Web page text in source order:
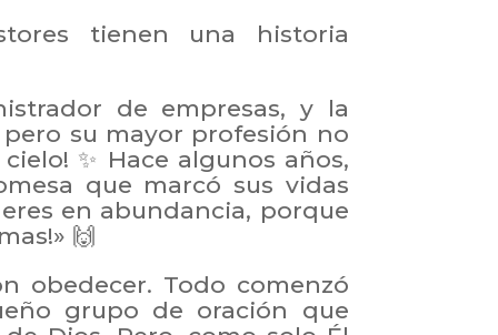
tienen una historia
de empresas, y la
su mayor profesión no
✨ Hace algunos años,
que marcó sus vidas
en abundancia, porque
🙌
obedecer. Todo comenzó
grupo de oración que